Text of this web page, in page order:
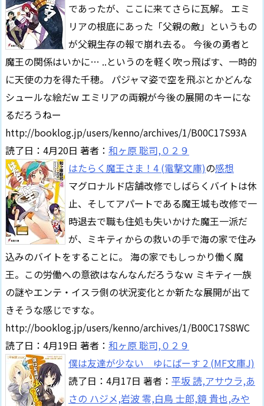
であったが、ここに来てさらに瓦解。 エミ
リアの根底にあった「父親の敵」というもの
が父親生存の報で崩れ去る。 今後の勇者と
魔王の関係はいかに… ..というのを軽く吹っ飛ばす、一時的
に天使の力を得た千穂。 パジャマ姿で空を飛ぶとかどんな
シュールな絵だw エミリアの両親が今後の展開のキーにな
るだろうねー
http://booklog.jp/users/kenno/archives/1/B00C17S93A
読了日：4月20日 著者： 和ヶ原 聡司,０２９
はたらく魔王さま！4 (電撃文庫)の感想
マグロナルド店舗改修でしばらくバイトは休
止、そしてアパートである魔王城も改修で一
時退去で職も住処も失いかけた魔王一派だ
が、ミキティからの救いの手で海の家で住み
込みのバイトをすることに。 海の家でもしっかり働く魔
王。この労働への意欲はなんなんだろうなｗ ミキティ一族
の謎やエンテ・イスラ側の状況変化とか新たな展開が出て
きそうな感じですな。
http://booklog.jp/users/kenno/archives/1/B00C17S8WC
読了日：4月19日 著者： 和ヶ原 聡司,０２９
僕は友達が少ない ゆにばーす 2 (MF文庫J)
読了日：4月17日 著者： 平坂 読,アサウラ,あ
さの ハジメ,岩波 零,白鳥 士郎,鏡 貴也,みや